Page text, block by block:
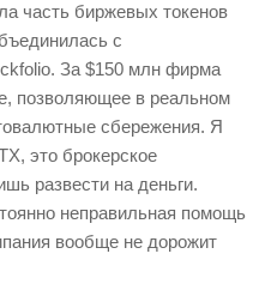
часть биржевых токенов
с
За $150 млн фирма
позволяющее в реальном
сбережения. Я
это брокерское
развести на деньги.
неправильная помощь
вообще не дорожит